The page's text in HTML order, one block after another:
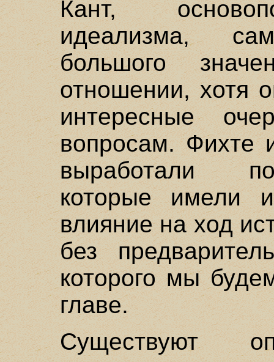
Кант,
идеализма,
большого
отношении, хотя
интересные
вопросам. Фихте
выработали
которые имели
влияние на ход
без
которого мы
главе.
Существуют